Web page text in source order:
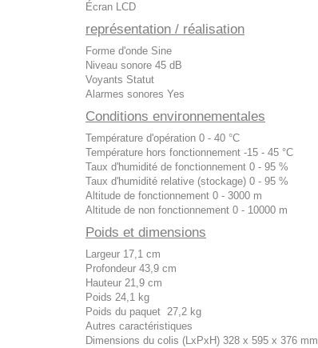
Écran LCD
représentation / réalisation
Forme d'onde Sine
Niveau sonore 45 dB
Voyants Statut
Alarmes sonores Yes
Conditions environnementales
Température d'opération 0 - 40 °C
Température hors fonctionnement -15 - 45 °C
Taux d'humidité de fonctionnement 0 - 95 %
Taux d'humidité relative (stockage) 0 - 95 %
Altitude de fonctionnement 0 - 3000 m
Altitude de non fonctionnement 0 - 10000 m
Poids et dimensions
Largeur 17,1 cm
Profondeur 43,9 cm
Hauteur 21,9 cm
Poids 24,1 kg
Poids du paquet 27,2 kg
Autres caractéristiques
Dimensions du colis (LxPxH) 328 x 595 x 376 mm